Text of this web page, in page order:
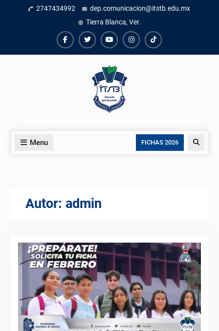
2747434992
dep.comunicacion@itstb.edu.mx
Tierra Blanca, Ver.
FacebookTwiterYoutubeinstagram
TikTok
Menu FICHAS 2026 Search
Autor: admin